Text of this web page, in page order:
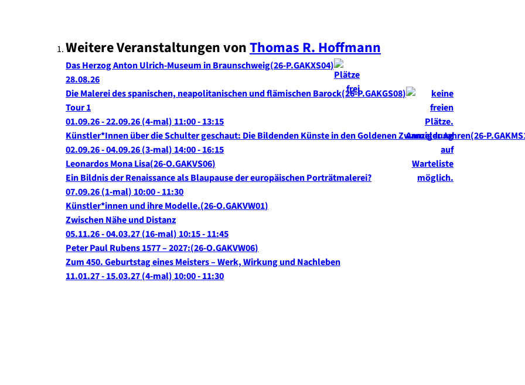
Weitere Veranstaltungen vonThomas R.Hoffmann
Das Herzog Anton Ulrich-Museum in Braunschweig 26-P.GAKXS04
28.08.26
Die Malerei des spanischen, neapolitanischen und flämischen Barock 26-P.GAKGS08
Tour 1
01.09.26 - 22.09.26(4-mal) 11:00- 13:15
Künstler*Innen über die Schulter geschaut: Die Bildenden Künste in den Goldenen Zwanziger Jahren 26-
02.09.26 - 04.09.26(3-mal) 14:00- 16:15
Leonardos Mona Lisa 26-O.GAKVS06
Ein Bildnis der Renaissance als Blaupause der europäischen Porträtmalerei?
07.09.26(1-mal) 10:00- 11:30
Künstler*innen und ihre Modelle. 26-O.GAKVW01
Zwischen Nähe und Distanz
05.11.26 - 04.03.27(16-mal) 10:15- 11:45
Peter Paul Rubens 1577 – 2027: 26-O.GAKVW06
Zum 450. Geburtstag eines Meisters – Werk, Wirkung und Nachleben
11.01.27 - 15.03.27(4-mal) 10:00- 11:30